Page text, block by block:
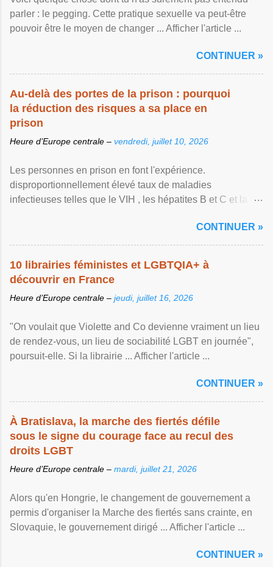
parler : le pegging. Cette pratique sexuelle va peut-être
pouvoir être le moyen de changer ... Afficher l'article ...
CONTINUER »
Au-delà des portes de la prison : pourquoi
la réduction des risques a sa place en
prison
Heure d’Europe centrale – vendredi, juillet 10, 2026
Les personnes en prison en font l'expérience.
disproportionnellement élevé taux de maladies
infectieuses telles que le VIH , les hépatites B et C et la ...
CONTINUER »
10 librairies féministes et LGBTQIA+ à
découvrir en France
Heure d’Europe centrale – jeudi, juillet 16, 2026
"On voulait que Violette and Co devienne vraiment un lieu
de rendez-vous, un lieu de sociabilité LGBT en journée",
poursuit-elle. Si la librairie ... Afficher l'article ...
CONTINUER »
À Bratislava, la marche des fiertés défile
sous le signe du courage face au recul des
droits LGBT
Heure d’Europe centrale – mardi, juillet 21, 2026
Alors qu'en Hongrie, le changement de gouvernement a
permis d'organiser la Marche des fiertés sans crainte, en
Slovaquie, le gouvernement dirigé ... Afficher l'article ...
CONTINUER »